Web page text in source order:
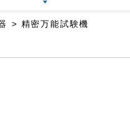
精密万能試験機